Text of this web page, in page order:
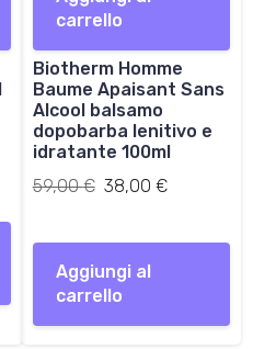
e
z
z
o
o
r
g
n
a
l
z
z
o
a
t
l
carrello
Biotherm Homme
Baume Apaisant Sans
Alcool balsamo
dopobarba lenitivo e
idratante 100ml
59,00€ Il
59,00 €.
38,00 €
Aggiungi al
carrello